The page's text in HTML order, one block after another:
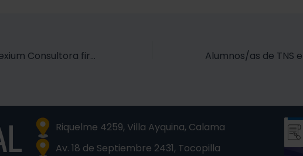
CFTE y Conexium Consultora firman convenio para fortalecer la formación técnica en Chile
Riquelme 4259, Villa Ayquina, Calama
Av. 18 de Septiembre 2431, Tocopilla